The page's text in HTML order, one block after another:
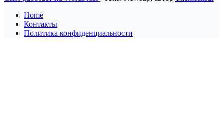
Home
Контакты
Политика конфиденциальности